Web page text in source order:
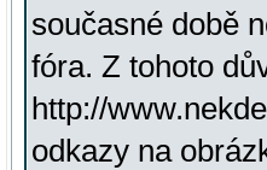
současné době
fóra. Z tohoto
http://
odkazy na